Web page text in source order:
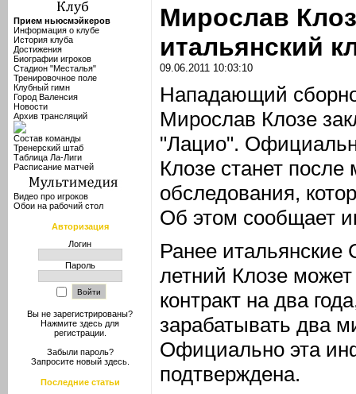
Прием ньюсмэйкеров
Информация о клубе
История клуба
Достижения
Биографии игроков
Стадион "Месталья"
Тренировочное поле
Клубный гимн
Город Валенсия
Новости
Архив трансляций
Состав команды
Тренерский штаб
Таблица Ла-Лиги
Расписание матчей
Видео про игроков
Обои на рабочий стол
Авторизация
Логин
Пароль
Вы не зарегистрированы?
Нажмите здесь для
регистрации.
Забыли пароль?
Запросите новый здесь.
Последние статьи
Мирослав
итальянский
09.06.2011 10:03:10
Нападающий
Мирослав Клозе
"Лацио".
Клозе станет после
обследования,
Об этом сообщает
Ранее
летний Клозе
контракт на два
зарабатывать два
Официально эта
подтверждена.